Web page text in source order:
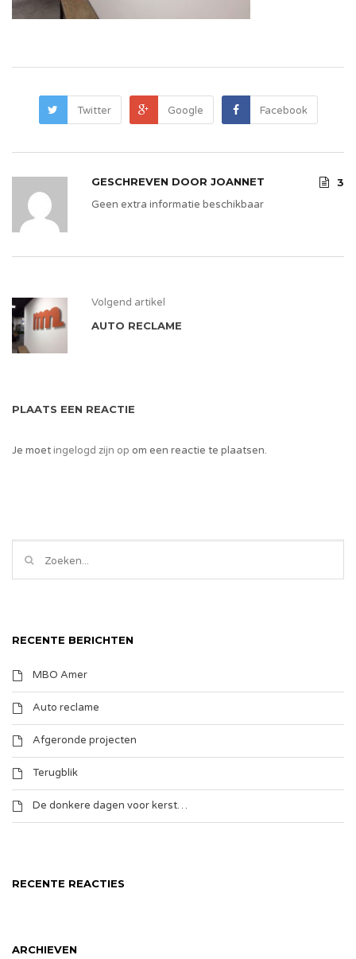
Twitter Google Facebook
GESCHREVEN DOOR JOANNET
3
Geen extra informatie beschikbaar
Volgend artikel
AUTO RECLAME
PLAATS EEN REACTIE
Je moetingelogd zijn op om een reactie te plaatsen.
RECENTE BERICHTEN
MBO Amer
Auto reclame
Afgeronde projecten
Terugblik
De donkere dagen voor kerst…
RECENTE REACTIES
ARCHIEVEN